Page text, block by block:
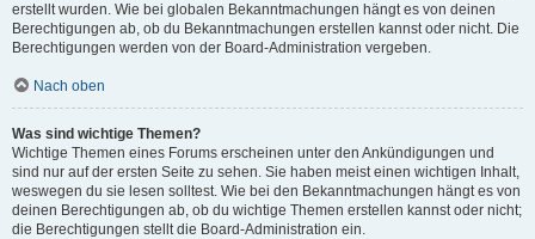
erstellt wurden. Wie bei globalen Bekanntmachungen hängt es von deinen
Berechtigungen ab, ob du Bekanntmachungen erstellen kannst oder nicht. Die
Berechtigungen werden von der Board-Administration vergeben.
Nach oben
Was sind wichtige Themen?
Wichtige Themen eines Forums erscheinen unter den Ankündigungen und
sind nur auf der ersten Seite zu sehen. Sie haben meist einen wichtigen Inhalt,
weswegen du sie lesen solltest. Wie bei den Bekanntmachungen hängt es von
deinen Berechtigungen ab, ob du wichtige Themen erstellen kannst oder nicht;
die Berechtigungen stellt die Board-Administration ein.